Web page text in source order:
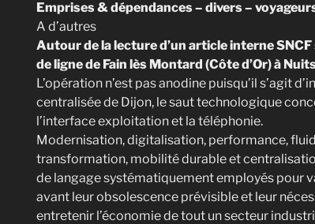
Emprises & dépendances – divers –
A d’autres
Autour de la lecture d’un article interne
de ligne de Fain lès Montard (Côte d’Or) à
L’opération n’est pas anodine puisqu’il s’agit
centralisée de Dijon, le saut technologique
l’interface exploitation et la téléphonie.
Modernisation, digitalisation, performance,
transformation, mobilité durable et
de langage systématiquement employés pour
avant leur obsolescence prévisible et leur
entretenir l’économie de tout un secteur